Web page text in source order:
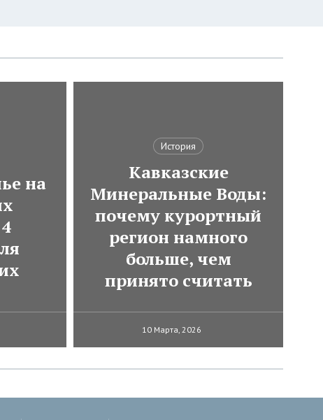
на
История
Кавказские
Минеральные Воды:
почему курортный
регион намного
больше, чем
принято считать
10 Марта, 2026